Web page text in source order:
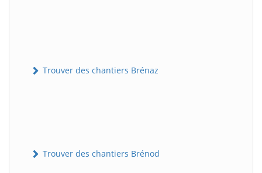
Trouver des chantiers Brénaz
Trouver des chantiers Brénod